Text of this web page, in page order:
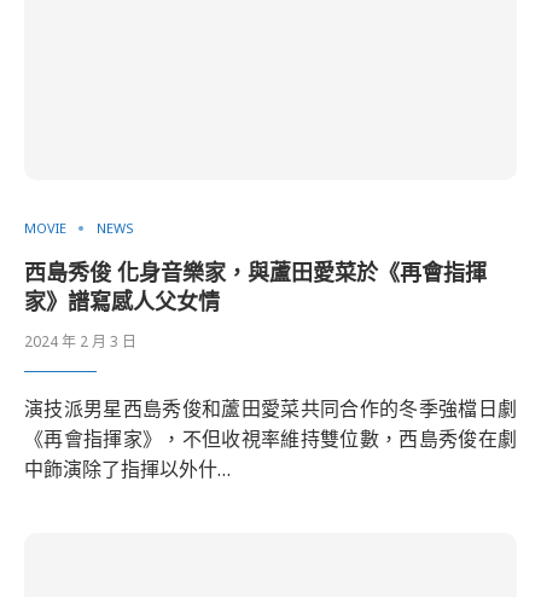
MOVIE NEWS
西島秀俊 化身音樂家，與蘆田愛菜於《再會指揮
家》譜寫感人父女情
2024 年 2 月 3 日
演技派男星西島秀俊和蘆田愛菜共同合作的冬季強檔日劇
《再會指揮家》，不但收視率維持雙位數，西島秀俊在劇
中飾演除了指揮以外什…